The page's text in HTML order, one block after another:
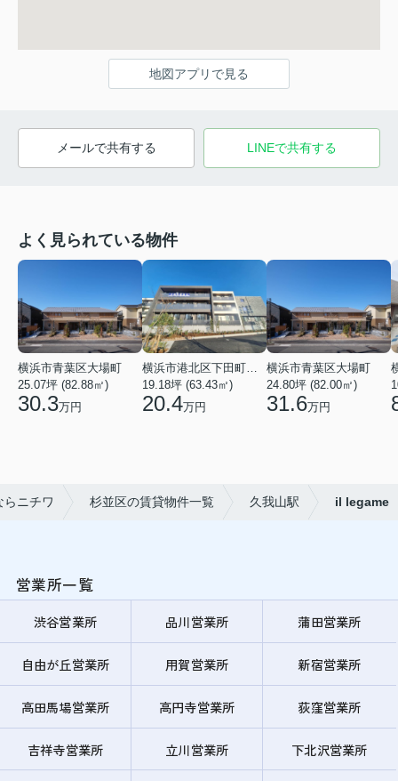
地図アプリで見る
メールで共有する LINEで共有する
よく見られている物件
横浜市青葉区大場町
25.07坪 (82.88㎡)
30.3万円
19.18坪 (63.43㎡)
20.4万円
横浜市青葉区大場町
24.80坪 (82.00㎡)
31.6万円
ニチワ 杉並区の賃貸物件一覧 久我山駅 il legame
営業所一覧
渋谷営業所 品川営業所 蒲田営業所
自由が丘営業所 用賀営業所 新宿営業所
高田馬場営業所 高円寺営業所 荻窪営業所
吉祥寺営業所 立川営業所 下北沢営業所